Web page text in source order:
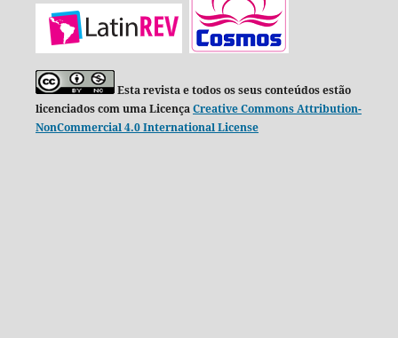
Esta revista e todos os seus conteúdos estão
licenciados com uma LicençaCreative Commons Attribution-
NonCommercial 4.0 International License